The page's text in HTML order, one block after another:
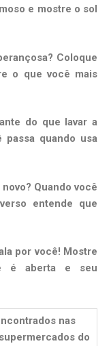
e mostre o sol
Coloque
o que você mais
do que lavar a
passa quando usa
Quando você
entende que
por você! Mostre
é aberta e seu
nas
do